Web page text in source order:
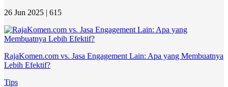
26 Jun 2025 | 615
RajaKomen.com vs. Jasa Engagement Lain: Apa yang Membuatnya
Lebih Efektif?
Tips